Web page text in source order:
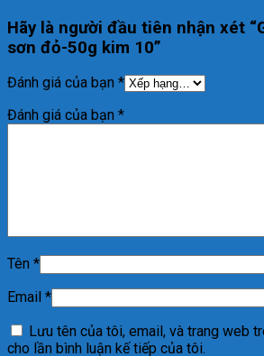
Hãy là người đầu tiên nhận xét
sơn đỏ-50g kim 10”
Đánh giá của bạn *
Đánh giá của bạn *
Tên *
Email *
Lưu tên của tôi, email, và trang web
cho lần bình luận kế tiếp của tôi.